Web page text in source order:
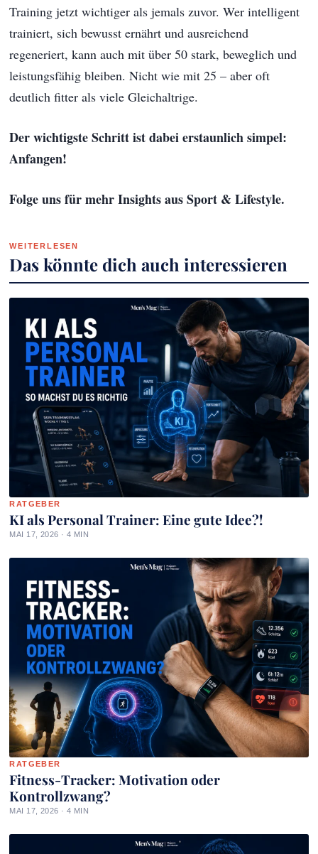
Training jetzt wichtiger als jemals zuvor. Wer intelligent
trainiert, sich bewusst ernährt und ausreichend
regeneriert, kann auch mit über 50 stark, beweglich und
leistungsfähig bleiben. Nicht wie mit 25 – aber oft
deutlich fitter als viele Gleichaltrige.
Der wichtigste Schritt ist dabei erstaunlich simpel:
Anfangen!
Folge uns für mehr Insights aus Sport & Lifestyle.
WEITERLESEN
Das könnte dich auch interessieren
RATGEBER
KI als Personal Trainer: Eine gute Idee?!
MAI 17, 2026 · 4 MIN
RATGEBER
Fitness-Tracker: Motivation oder
Kontrollzwang?
MAI 17, 2026 · 4 MIN